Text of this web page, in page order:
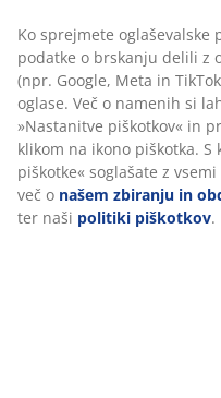
Ko sprejmete oglaševalske
podatke o brskanju delili z
(npr. Google, Meta in
oglase. Več o namenih si
»Nastanitve piškotkov« in
klikom na ikono piškotka. S
piškotke« soglašate z
več o našem zbiranju in
ter naši politiki piškotkov.